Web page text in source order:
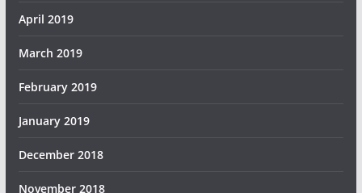
April 2019
March 2019
February 2019
January 2019
December 2018
November 2018